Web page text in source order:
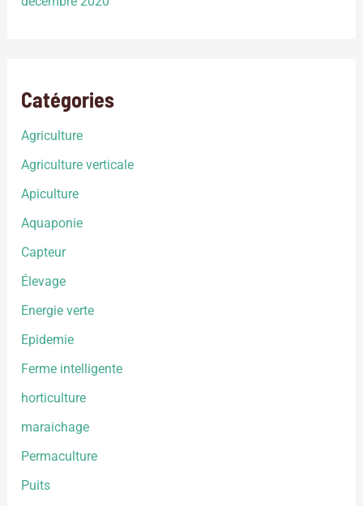
Catégories
Agriculture
Agriculture verticale
Apiculture
Aquaponie
Capteur
Élevage
Energie verte
Epidemie
Ferme intelligente
horticulture
maraichage
Permaculture
Puits